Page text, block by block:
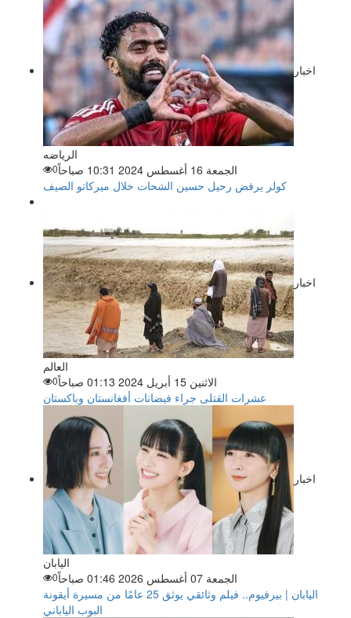
اخبار
الرياضه
الجمعة 16 أغسطس 2024 10:31 صباحاً
0
كولر يرفض رحيل حسين الشحات خلال ميركاتو الصيف
اخبار
العالم
الاثنين 15 أبريل 2024 01:13 صباحاً
0
عشرات القتلى جراء فيضانات أفغانستان وباكستان
اخبار
اليابان
الجمعة 07 أغسطس 2026 01:46 صباحاً
0
اليابان | بيرفيوم.. فيلم وثائقي يوثق 25 عامًا من مسيرة أيقونة
البوب الياباني